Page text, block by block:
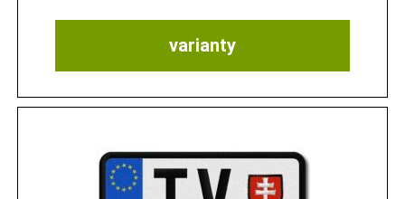
varianty